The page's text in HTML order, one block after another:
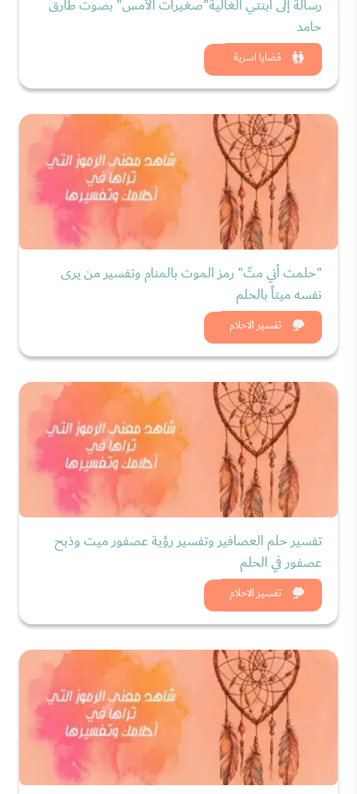
قضايا اسرية
رسالة إلى ابنتي الغالية"صغيرات الأمس" بصوت طارق
حامد
شاهد الان
تفسير الاحلام
"حلمت أني متّ" رمز الموت بالمنام وتفسير من يرى
نفسه ميتاً بالحلم
شاهد الان
تفسير الاحلام
تفسير حلم العصافير وتفسير رؤية عصفور ميت وذبح
عصفور في الحلم
شاهد الان